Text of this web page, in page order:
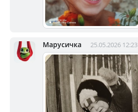
Марусичка 25.05.2026 12:23